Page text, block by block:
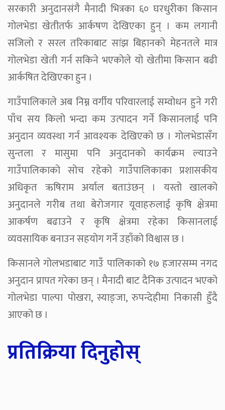
सरकारी अनुदानसंगै मैनादी भित्रका ६० घरधुरीका किसान
गोलभेडा खेतीतर्फ आर्कषण देखिएका हुन् । कम लगानी
सजिलो र सरल तरिकाबाट सांझ बिहानको मेहनतले मात्र
गोलभेडा खेती गर्न सकिने भएकोले यो खेतीमा किसान बढी
आर्कषित देखिएका हुन ।
गाउँपालिकाले अब निम्न वर्गीय परिवारलाई सम्वोधन हुने गरी
पाँच सय किलो भन्दा कम उत्पादन गर्ने किसानलाई पनि
अनुदान व्यवस्था गर्न आवश्यक देखिएको छ । गोलभेडासँग
सुन्तला र मासुमा पनि अनुदानको कार्यक्रम ल्याउने
गाउँपालिकाको सोच रहेको गाउँपालिकाका प्रशासकीय
अधिकृत ऋषिराम अर्याल बताउंछन् । यस्तो खालको
अनुदानले गरीब तथा बेरोजगार यूवाहरुलाई कृषि क्षेत्रमा
आकर्षण बढाउने र कृषि क्षेत्रमा रहेका किसानलाई
व्यवसायिक बनाउन सहयोग गर्ने उहाँको विश्वास छ ।
किसानले गोलभडाबाट गाउँ पालिकाको १७ हजारसम्म नगद
अनुदान प्रापत गरेका छन् । मैनादी बाट दैनिक उत्पादन भएको
गोलभेडा पाल्पा पोखरा, स्याङ्जा, रुपन्देहीमा निकासी हुँदै
आएको छ ।
प्रतिक्रिया दिनुहोस्